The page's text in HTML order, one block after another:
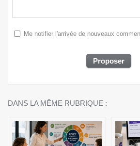
Me notifier l'arrivée de nouveaux
DANS LA MÊME RUBRIQUE :